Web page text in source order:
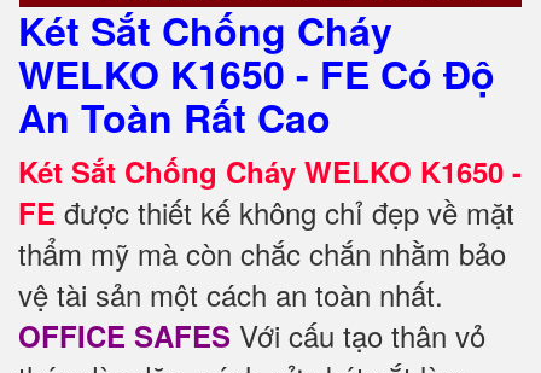
Két Sắt Chống Cháy
WELKO K1650 - FE Có Độ
An Toàn Rất Cao
Két Sắt Chống Cháy WELKO K1650 -
FE được thiết kế không chỉ đẹp về mặt
thẩm mỹ mà còn chắc chắn nhằm bảo
vệ tài sản một cách an toàn nhất.
OFFICE SAFES Với cấu tạo thân vỏ